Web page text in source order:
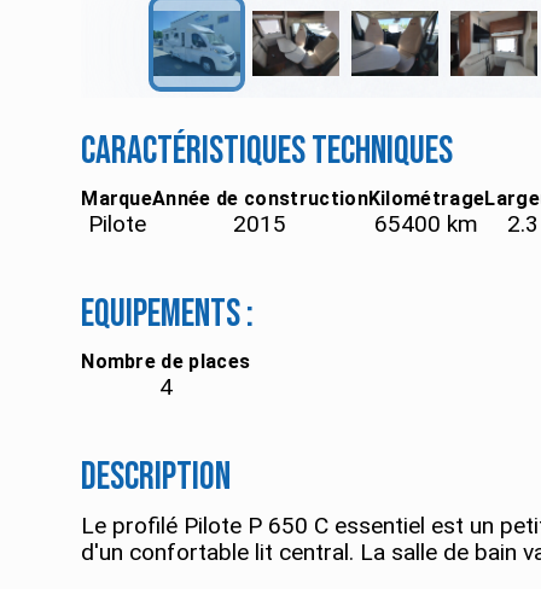
Caractéristiques techniques
Marque
Pilote
Année de construction
2015
Kilométrage
65400 km 2.3
Equipements :
Nombre de places
4
Description
Le profilé Pilote P 650 C essentiel est un
d'un confortable lit central. La salle de bain